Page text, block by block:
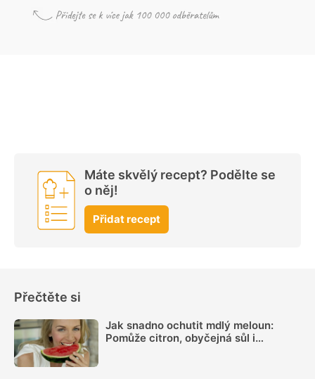
Máte skvělý recept? Podělte se
o něj!
Přidat recept
Přečtěte si
Jak snadno ochutit mdlý meloun:
Pomůže citron, obyčejná sůl i